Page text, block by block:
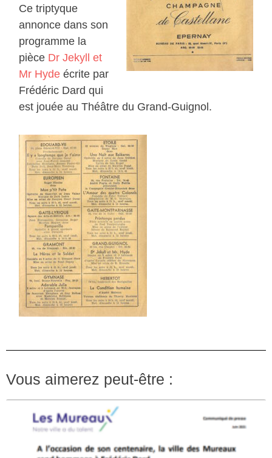
Ce triptyque
annonce dans son
programme la
pièce Dr Jekyll et
Mr Hyde écrite par
Frédéric Dard qui
est jouée au Théâtre du Grand-Guignol.
Vous aimerez peut-être :